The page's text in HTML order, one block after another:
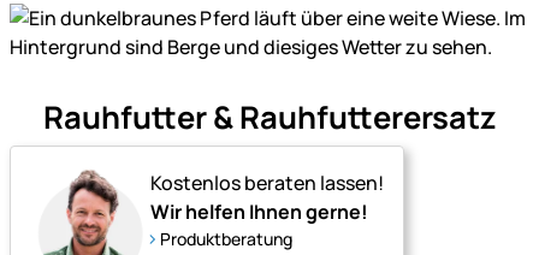
Sortiment
für
Pferde
Rauhfutter & Rauhfutterersatz
Kostenlos beraten lassen!
Wir helfen Ihnen gerne!
Produktberatung